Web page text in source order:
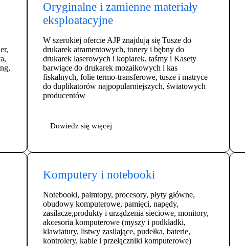
Oryginalne i zamienne materiały
eksploatacyjne
W szerokiej ofercie AJP znajdują się Tusze do
drukarek atramentowych, tonery i bębny do
drukarek laserowych i kopiarek, taśmy i Kasety
barwiące do drukarek mozaikowych i kas
fiskalnych, folie termo-transferowe, tusze i matryce
do duplikatorów najpopularniejszych, światowych
producentów
Dowiedz się więcej
Komputery i notebooki
Notebooki, palmtopy, procesory, płyty główne,
obudowy komputerowe, pamięci, napędy,
zasilacze,produkty i urządzenia sieciowe, monitory,
akcesoria komputerowe (myszy i podkładki,
klawiatury, listwy zasilające, pudełka, baterie,
kontrolery, kable i przełączniki komputerowe)